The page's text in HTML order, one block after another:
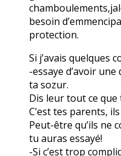
besoin
protection.
Si j’avais quelques
-essaye d’avoir
ta sozur.
Dis leur tout ce que
C’est tes parents,
Peut-être qu’ils ne
tu auras essayé!
-Si c’est trop